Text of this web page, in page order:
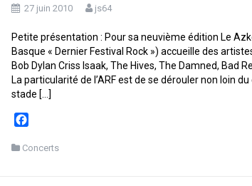
27 juin 2010 js64
Petite présentation : Pour sa neuvième édition Le
Basque « Dernier Festival Rock ») accueille des
Bob Dylan Criss Isaak, The Hives, The Damned, Bad
La particularité de l’ARF est de se dérouler non loin
stade […]
c
Concerts